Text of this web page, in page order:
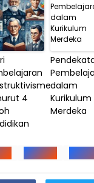
4
dalam
Kurikulum
Merdeka
Google